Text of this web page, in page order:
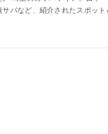
サバなど、紹介されたスポット